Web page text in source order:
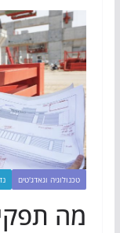
טכנולוגיה וגאדג'טים
מה